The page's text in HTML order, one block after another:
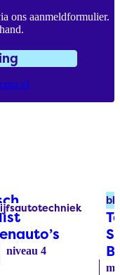
ons aanmeldformulier.
niveau 4